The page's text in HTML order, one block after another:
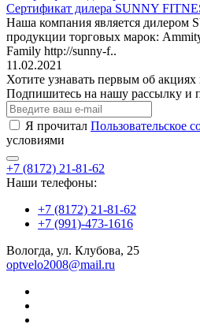
Сертификат дилера SUNNY
Наша компания является дилером
продукции торговых марок:
Family http://sunny-f..
11.02.2021
Хотите узнавать первым об акциях
Подпишитесь на нашу рассылку и
Я прочитал Пользовательское
условиями
+7 (8172) 21-81-62
Наши телефоны:
+7 (8172) 21-81-62
+7 (991)-473-1616
Вологда, ул. Клубова, 25
optvelo2008@mail.ru